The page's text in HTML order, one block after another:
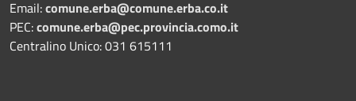
Email:comune.erba@comune.erba.co.it
PEC:comune.erba@pec.provincia.como.it
Centralino Unico: 031 615111